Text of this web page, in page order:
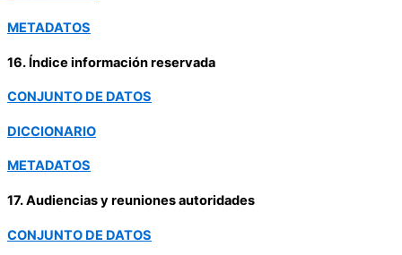
METADATOS
16. Índice información reservada
CONJUNTO DE DATOS
DICCIONARIO
METADATOS
17. Audiencias y reuniones autoridades
CONJUNTO DE DATOS